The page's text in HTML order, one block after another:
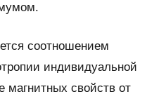
соотношением
индивидуальной
магнитных свойств от